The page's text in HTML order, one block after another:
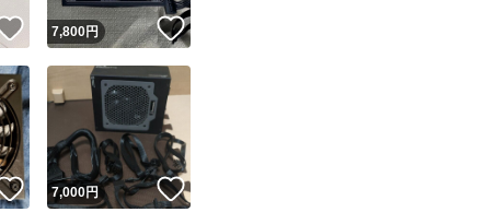
いいね！
7,800円 いいね！
いいね！
7,000円 いいね！